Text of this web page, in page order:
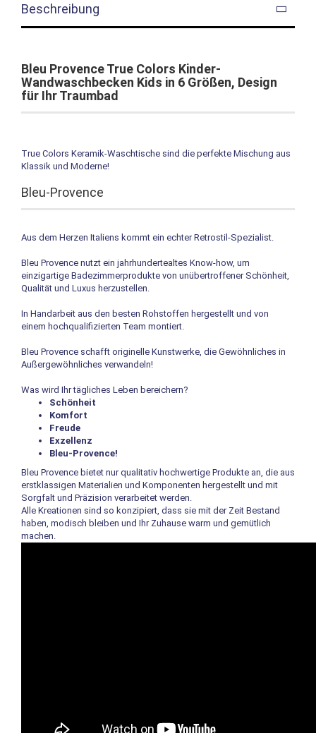
Beschreibung
Bleu Provence True Colors Kinder-
Wandwaschbecken Kids in 6 Größen, Design
für Ihr Traumbad
True Colors Keramik-Waschtische sind die perfekte Mischung aus
Klassik und Moderne!
Bleu-Provence
Aus dem Herzen Italiens kommt ein echter Retrostil-Spezialist.
Bleu Provence nutzt ein jahrhundertealtes Know-how, um
einzigartige Badezimmerprodukte von unübertroffener Schönheit,
Qualität und Luxus herzustellen.
In Handarbeit aus den besten Rohstoffen hergestellt und von
einem hochqualifizierten Team montiert.
Bleu Provence schafft originelle Kunstwerke, die Gewöhnliches in
Außergewöhnliches verwandeln!
Was wird Ihr tägliches Leben bereichern?
Schönheit
Komfort
Freude
Exzellenz
Bleu-Provence!
Bleu Provence bietet nur qualitativ hochwertige Produkte an, die aus
erstklassigen Materialien und Komponenten hergestellt und mit
Sorgfalt und Präzision verarbeitet werden.
Alle Kreationen sind so konzipiert, dass sie mit der Zeit Bestand
haben, modisch bleiben und Ihr Zuhause warm und gemütlich
machen.